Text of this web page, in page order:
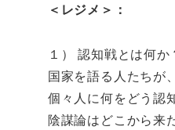
＜レジメ＞：
１） 認知戦とは何
国家を語る人たちが
個々人に何をどう認
陰謀論はどこから来